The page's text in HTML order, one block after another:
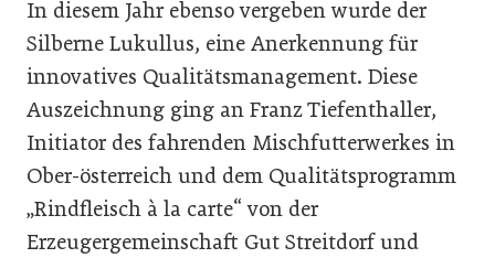
In diesem Jahr ebenso vergeben wurde der
Silberne Lukullus, eine Anerkennung für
innovatives Qualitätsmanagement. Diese
Auszeichnung ging an Franz Tiefenthaller,
Initiator des fahrenden Mischfutterwerkes in
Ober-österreich und dem Qualitätsprogramm
„Rindfleisch à la carte“ von der
Erzeugergemeinschaft Gut Streitdorf und